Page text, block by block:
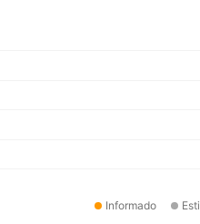
Informado